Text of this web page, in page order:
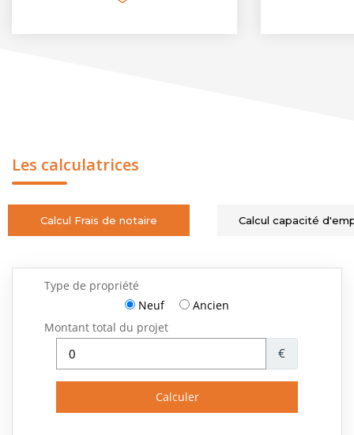
Les calculatrices
Calcul Frais de notaire Calcul capacité